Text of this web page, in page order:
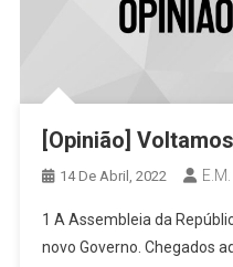
[Opinião]
14 De Abril, 2022 E.M.
1 A Assembleia da
novo Governo. Chegados